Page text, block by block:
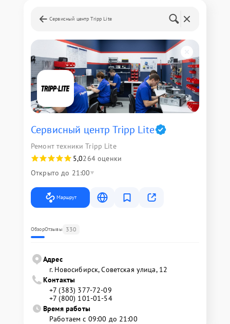
Сервисный центр Tripp Lite
Сервисный центр Tripp Lite
Ремонт техники Tripp Lite
5,0264 оценки
Открыто до 21:00
Маршрут
ОбзорОтзывы 330
Адрес
г. Новосибирск, Советская улица, 12
Контакты
+7 (383) 377-72-09
+7 (800) 101-01-54
Время работы
Работаем с 09:00 до 21:00